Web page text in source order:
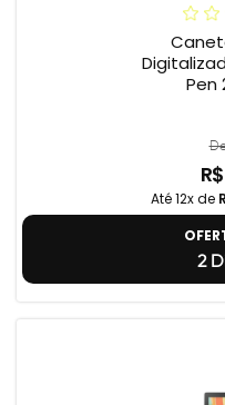
Pen
Até 12x de
2